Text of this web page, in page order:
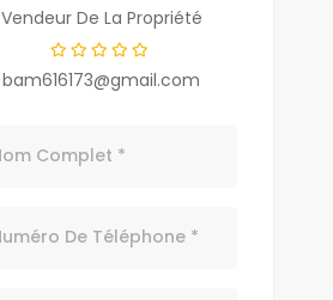
Vendeur De La Propriété
bam616173@gmail.com